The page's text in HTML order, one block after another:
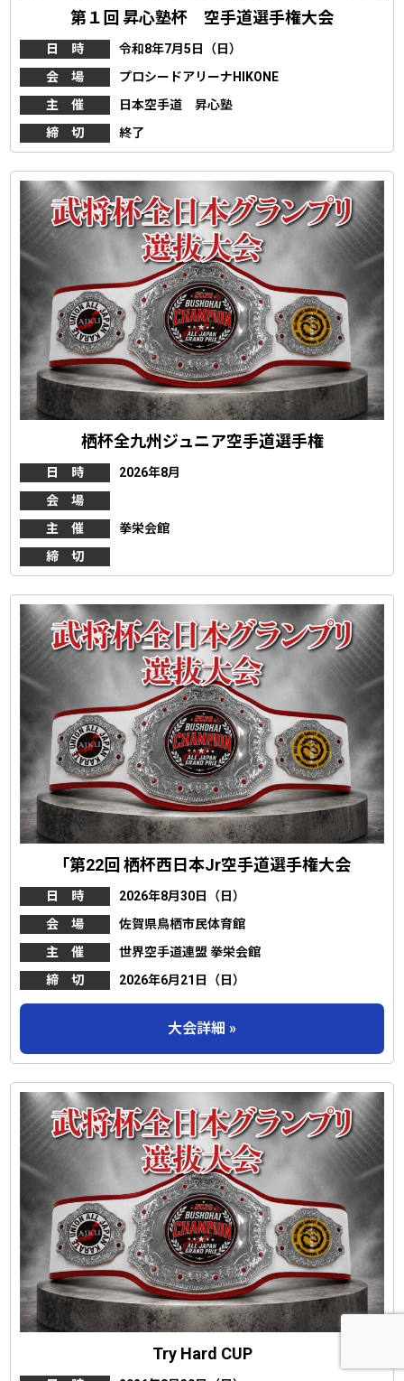
第１回 昇心塾杯 空手道選手権大会
日 時
令和8年7月5日（日）
会 場
プロシードアリーナHIKONE
主 催
日本空手道 昇心塾
締 切
終了
栖杯全九州ジュニア空手道選手権
日 時
2026年8月
会 場
主 催
拳栄会館
締 切
「第22回 栖杯西日本Jr空手道選手権大会
日 時
2026年8月30日（日）
会 場
佐賀県鳥栖市民体育館
主 催
世界空手道連盟 拳栄会館
締 切
2026年6月21日（日）
大会詳細 »
Try Hard CUP